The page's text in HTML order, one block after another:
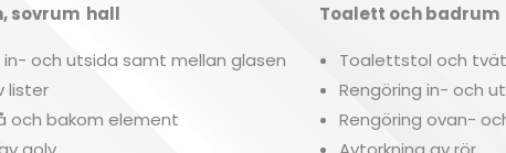
hall
in- och utsida samt mellan glasen
lister
och bakom element
Toalett och badrum
Toalettstol och
Rengöring in- och
Rengöring ovan-